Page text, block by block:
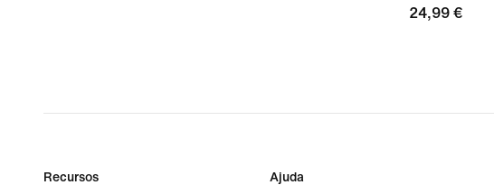
24,99 €
24,99 €
Recursos Ajuda